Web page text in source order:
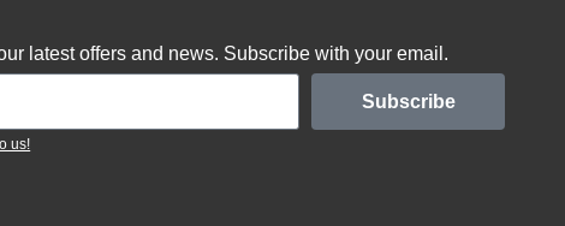
latest offers and news. Subscribe with your email.
Subscribe
us!